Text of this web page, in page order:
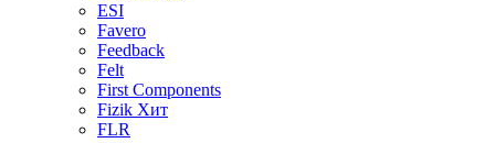
ESI
Favero
Feedback
Felt
First Components
Fizik Хит
FLR